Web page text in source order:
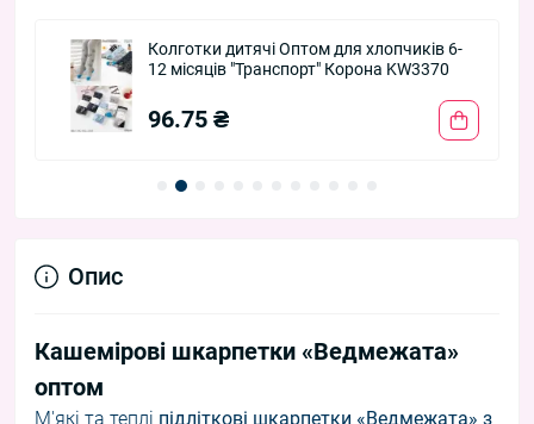
Колготки дитячі Оптом для хлопчиків 6-
12 місяців "Транспорт" Корона KW3370
96.75 ₴
Опис
Кашемірові шкарпетки «Ведмежата»
оптом
М'які та теплі підліткові шкарпетки «Ведмежата» з